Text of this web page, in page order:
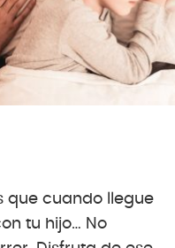
que cuando llegue
tu hijo… No